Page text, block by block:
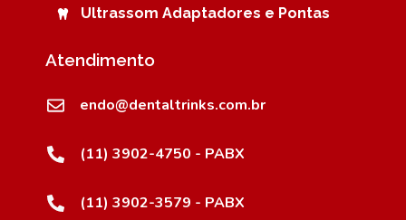
Ultrassom Adaptadores e Pontas
Atendimento
endo@dentaltrinks.com.br
(11) 3902-4750 - PABX
(11) 3902-3579 - PABX